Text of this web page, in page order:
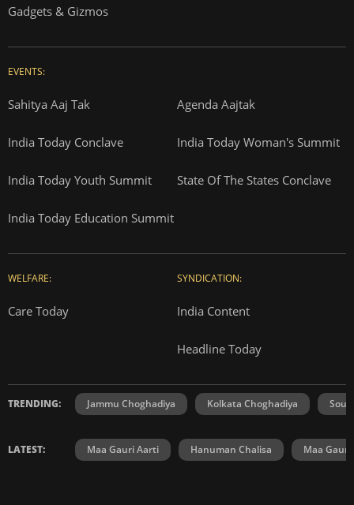
Gadgets & Gizmos
EVENTS:
Sahitya Aaj Tak Agenda Aajtak
India Today Conclave India Today Woman's Summit
India Today Youth Summit State Of The States Conclave
India Today Education Summit
WELFARE:
Care Today
SYNDICATION:
India Content
Headline Today
TRENDING: Jammu Choghadiya Kolkata Choghadiya
LATEST: Maa Gauri Aarti Hanuman Chalisa Maa Gauri